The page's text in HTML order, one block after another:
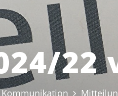
22
Kommunikation